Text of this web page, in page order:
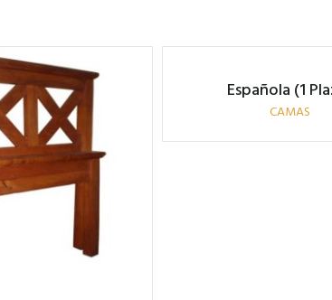
Española (1
CAMAS